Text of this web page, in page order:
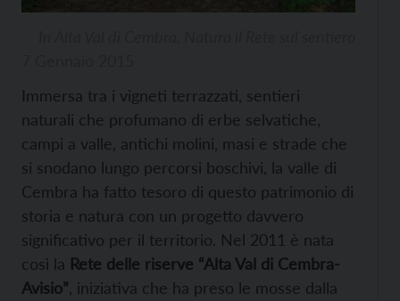
Immersa tra i vigneti terrazzati, sentieri
naturali che profumano di erbe selvatiche,
campi a valle, antichi molini, masi e strade che
si snodano lungo percorsi boschivi, la valle di
Cembra ha fatto tesoro di questo patrimonio di
storia e natura con un progetto davvero
significativo per il territorio. Nel 2011 è nata
così la Rete delle riserve “Alta Val di Cembra-
Avisio”, iniziativa che ha preso le mosse dalla